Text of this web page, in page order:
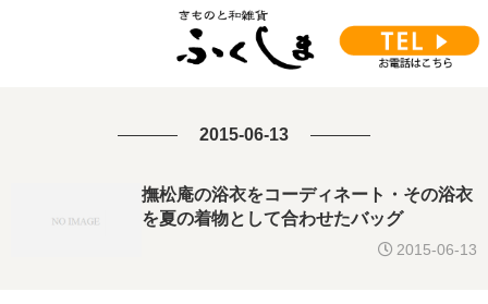
2015-06-13
撫松庵の浴衣をコーディネート・その浴衣
を夏の着物として合わせたバッグ
2015-06-13